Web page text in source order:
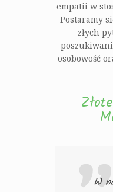
empatii w
Postaramy
złych
osobowość
W